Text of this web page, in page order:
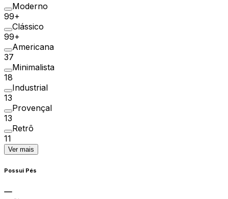
Moderno
99+
Clássico
99+
Americana
37
Minimalista
18
Industrial
13
Provençal
13
Retrô
11
Ver mais
Possui Pés